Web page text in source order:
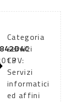
Categoria
servizi
CPV:
Servizi
informatici
ed affini